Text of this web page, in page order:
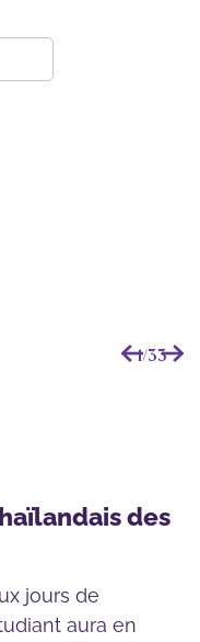
1/33
des
jours de
aura en